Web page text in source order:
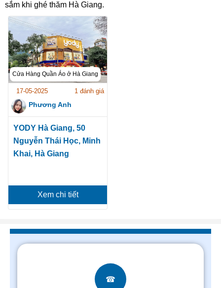
sắm khi ghé thăm Hà Giang.
Cửa Hàng Quần Áo ở Hà Giang
17-05-2025 1 đánh giá
Phương Anh
YODY Hà Giang, 50
Nguyễn Thái Học, Minh
Khai, Hà Giang
Xem chi tiết
☎